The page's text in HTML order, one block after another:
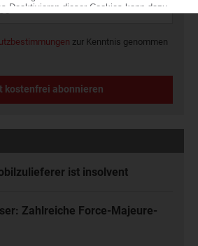
zur Kenntnis genommen
kostenfrei abonnieren
ist insolvent
Zahlreiche Force-Majeure-